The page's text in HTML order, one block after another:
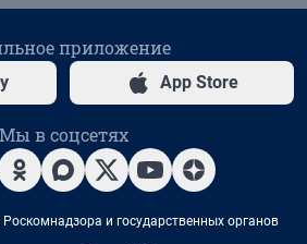
приложение
App Store
Мы в соцсетях
и государственных органов